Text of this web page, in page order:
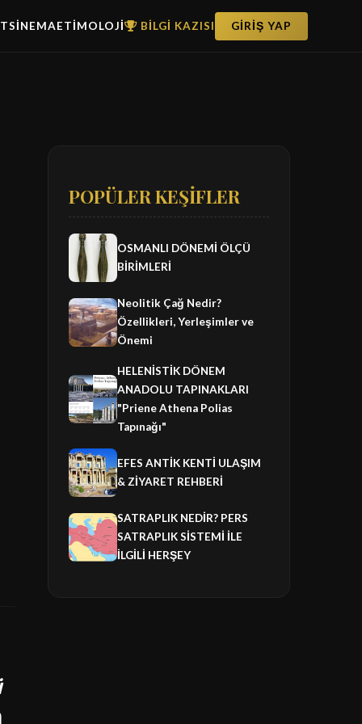
SİNEMAETİMOLOJİ BİLGİ KAZISI GİRİŞ YAP
POPÜLER KEŞİFLER
OSMANLI DÖNEMİ ÖLÇÜ
BİRİMLERİ
Neolitik Çağ Nedir?
Özellikleri, Yerleşimler ve
Önemi
HELENİSTİK DÖNEM
ANADOLU TAPINAKLARI
"Priene Athena Polias
Tapınağı"
EFES ANTİK KENTİ ULAŞIM
& ZİYARET REHBERİ
SATRAPLIK NEDİR? PERS
SATRAPLIK SİSTEMİ İLE
İLGİLİ HERŞEY